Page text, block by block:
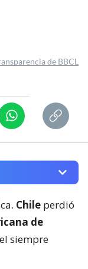
de BBCL
Chile perdió
de
siempre